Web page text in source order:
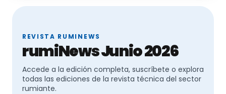
Le puede interesar:
El seguimiento de la rumia es clave para
garantizar el rendimiento del ganado
REVISTA RUMINEWS
rumiNews Junio 2026
Accede a la edición completa, suscríbete o explora
todas las ediciones de la revista técnica del sector
rumiante.